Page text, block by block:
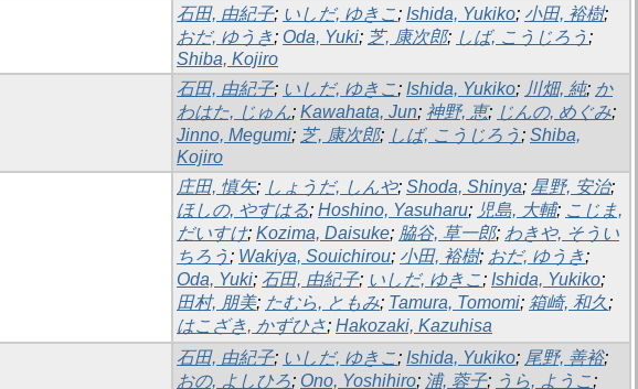
石田, 由紀子; いしだ, ゆきこ; Ishida, Yukiko; 小田, 裕樹;
おだ, ゆうき; Oda, Yuki; 芝, 康次郎; しば, こうじろう ;
Shiba, Kojiro
石田, 由紀子; いしだ, ゆきこ; Ishida, Yukiko; 川畑, 純; か
わはた, じゅん; Kawahata, Jun; 神野, 恵; じんの, めぐみ;
Jinno, Megumi; 芝, 康次郎; しば, こうじろう ; Shiba,
Kojiro
庄田, 慎矢; しょうだ, しんや; Shoda, Shinya; 星野, 安治;
ほしの, やすはる; Hoshino, Yasuharu; 児島, 大輔; こじま,
だいすけ; Kozima, Daisuke; 脇谷, 草一郎; わきや, そうい
ちろう ; Wakiya, Souichirou; 小田, 裕樹; おだ, ゆうき;
Oda, Yuki; 石田, 由紀子; いしだ, ゆきこ; Ishida, Yukiko;
田村, 朋美; たむら, ともみ; Tamura, Tomomi; 箱崎, 和久;
はこざき, かずひさ; Hakozaki, Kazuhisa
石田, 由紀子; いしだ, ゆきこ; Ishida, Yukiko; 尾野, 善裕;
おの, よしひろ; Ono, Yoshihiro; 浦, 蓉子; うら, ようこ;